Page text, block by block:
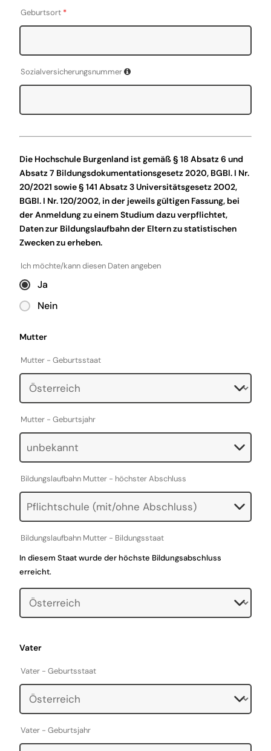
Geburtsort *
Sozialversicherungsnummer
Die Hochschule Burgenland ist gemäß § 18 Absatz 6 und
Absatz 7 Bildungsdokumentationsgesetz 2020, BGBl. I Nr.
20/2021 sowie § 141 Absatz 3 Universitätsgesetz 2002,
BGBl. I Nr. 120/2002, in der jeweils gültigen Fassung, bei
der Anmeldung zu einem Studium dazu verpflichtet,
Daten zur Bildungslaufbahn der Eltern zu statistischen
Zwecken zu erheben.
Ich möchte/kann diesen Daten angeben
Ja
Nein
Mutter
Mutter - Geburtsstaat
Mutter - Geburtsjahr
Bildungslaufbahn Mutter - höchster Abschluss
Bildungslaufbahn Mutter - Bildungsstaat
In diesem Staat wurde der höchste Bildungsabschluss
erreicht.
Vater
Vater - Geburtsstaat
Vater - Geburtsjahr